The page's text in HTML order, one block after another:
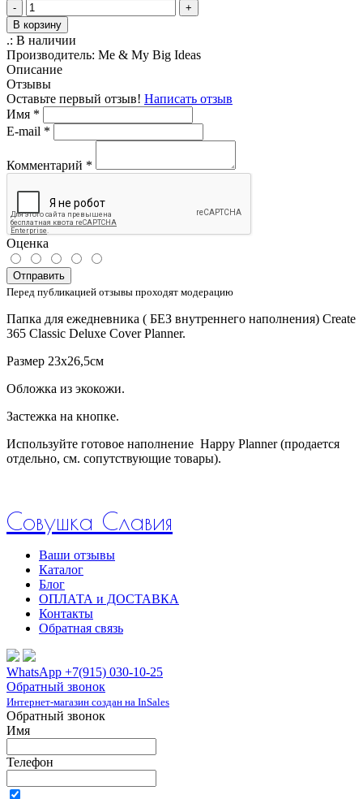
-
+
В корзину
.: В наличии
Производитель: Me & My Big Ideas
Описание
Отзывы
Оставьте первый отзыв! Написать отзыв
Имя *
E-mail *
Комментарий *
Оценка
Отправить
Перед публикацией отзывы проходят модерацию
Папка для ежедневника ( БЕЗ внутреннего наполнения) Create
365 Classic Deluxe Cover Planner.
Размер 23х26,5см
Обложка из экокожи.
Застежка на кнопке.
Используйте готовое наполнение Happy Planner (продается
отдельно, см. сопутствующие товары).
Совушка Славия
Ваши отзывы
Каталог
Блог
ОПЛАТА и ДОСТАВКА
Контакты
Обратная связь
WhatsApp +7(915) 030-10-25
Обратный звонок
Интернет-магазин создан на InSales
Обратный звонок
Имя
Телефон